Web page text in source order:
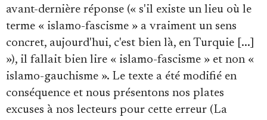
avant-dernière réponse (« s'il existe un lieu où le
terme « islamo-fascisme » a vraiment un sens
concret, aujourd'hui, c'est bien là, en Turquie [...]
»), il fallait bien lire « islamo-fascisme » et non «
islamo-gauchisme ». Le texte a été modifié en
conséquence et nous présentons nos plates
excuses à nos lecteurs pour cette erreur (La